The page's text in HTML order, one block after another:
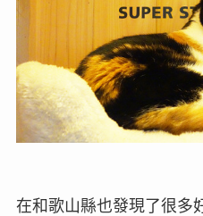
在和歌山縣也發現了很多